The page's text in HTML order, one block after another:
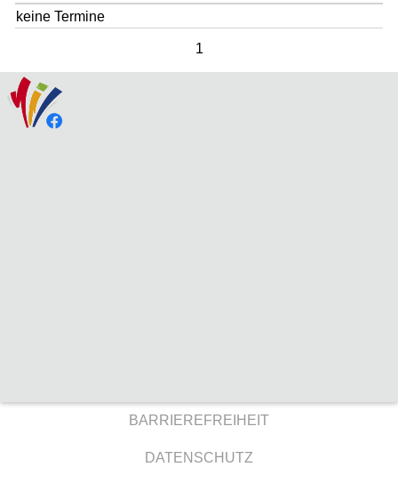
keine Termine
1
BARRIEREFREIHEIT
DATENSCHUTZ